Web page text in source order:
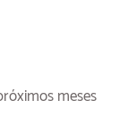
meses